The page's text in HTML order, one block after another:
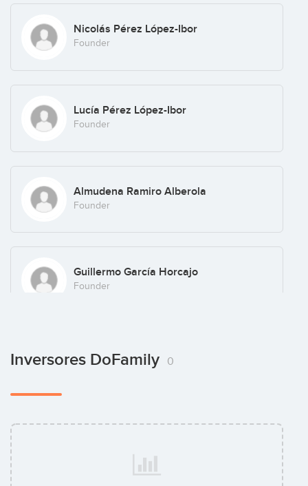
Nicolás Pérez López-Ibor
Founder
Lucía Pérez López-Ibor
Founder
Almudena Ramiro Alberola
Founder
Guillermo García Horcajo
Founder
Inversores DoFamily 0